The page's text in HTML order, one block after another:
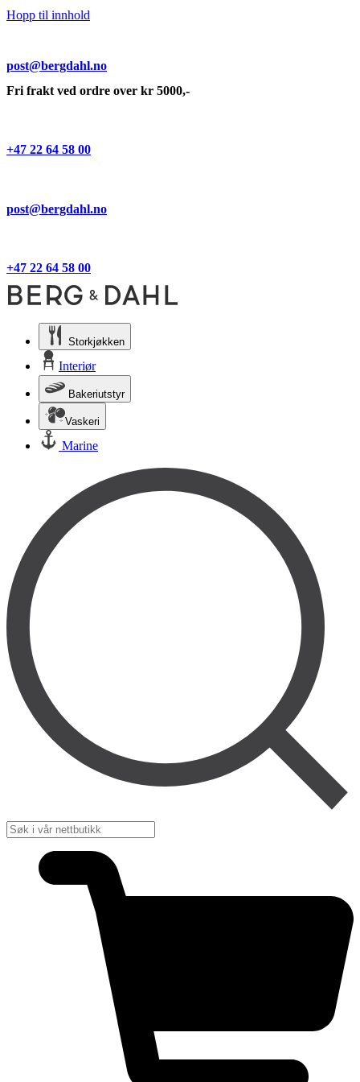
Hopp til innhold
post@bergdahl.no
Fri frakt ved ordre over kr 5000,-
+47 22 64 58 00
post@bergdahl.no
+47 22 64 58 00
Storkjøkken
Interiør
Bakeriutstyr
Vaskeri
Marine